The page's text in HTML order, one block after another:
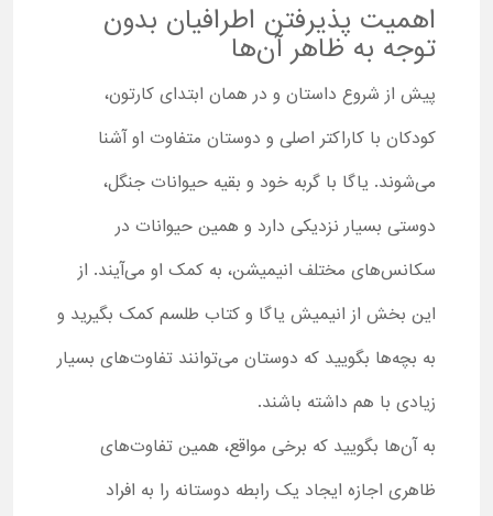
اهمیت پذیرفتن اطرافیان بدون
توجه به ظاهر آن‌ها
پیش از شروع داستان و در همان ابتدای کارتون،
کودکان با کاراکتر اصلی و دوستان متفاوت او آشنا
می‌شوند. یاگا با گربه خود و بقیه حیوانات جنگل،
دوستی بسیار نزدیکی دارد و همین حیوانات در
سکانس‌های مختلف انیمیشن، به کمک او می‌آیند. از
این بخش از انیمیش یاگا و کتاب طلسم کمک بگیرید و
به بچه‌ها بگویید که دوستان می‌توانند تفاوت‌های بسیار
زیادی با هم داشته باشند.
به آن‌ها بگویید که برخی مواقع، همین تفاوت‌های
ظاهری اجازه ایجاد یک رابطه دوستانه را به افراد